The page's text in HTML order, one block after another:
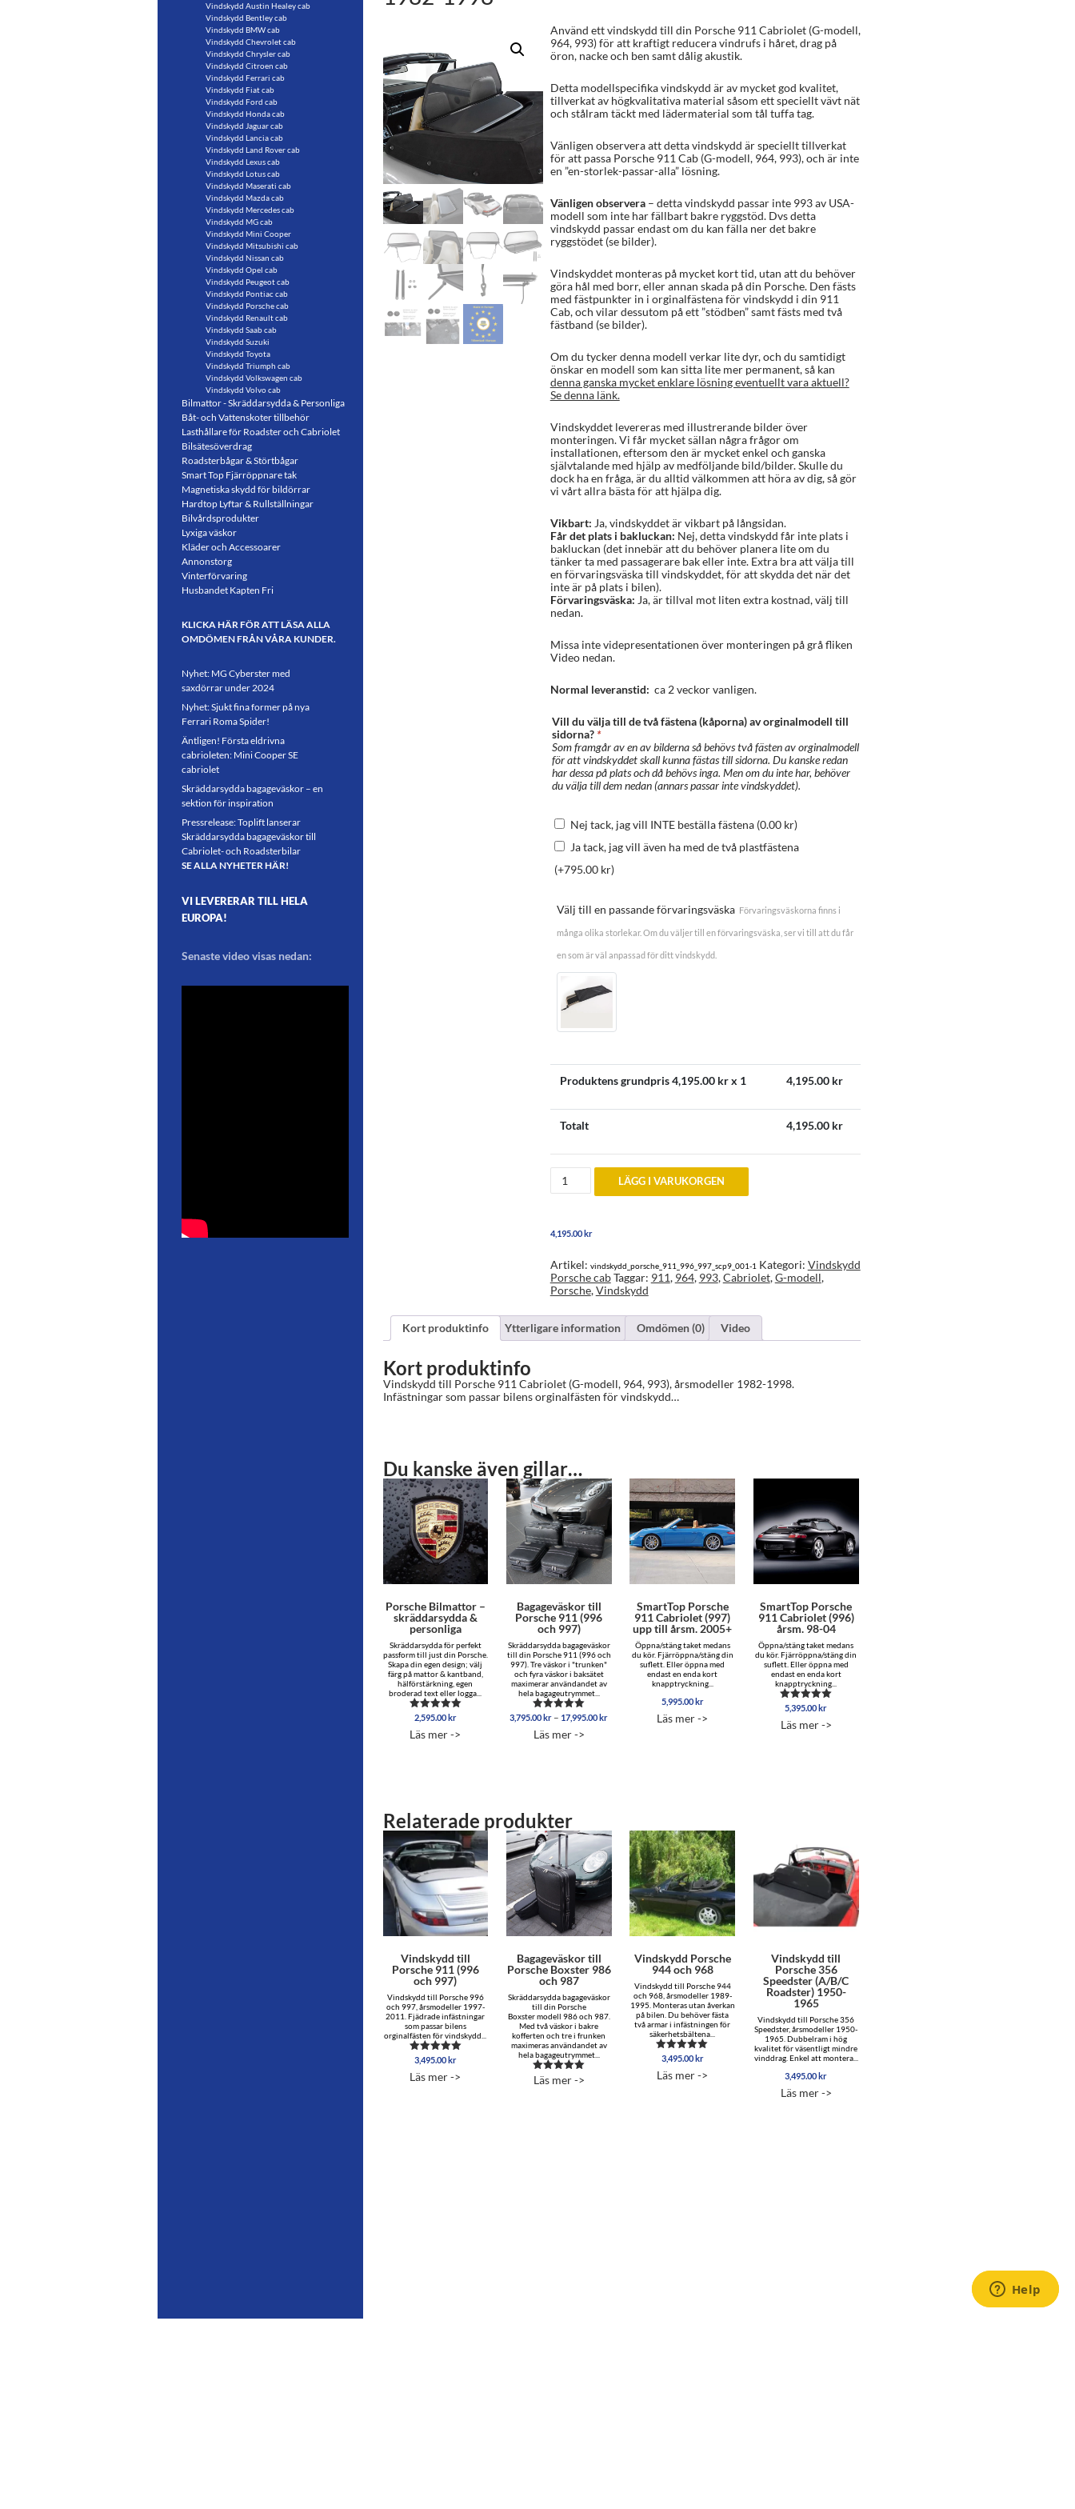
Använd ett vindskydd till din Porsche 911 Cabriolet (G-modell,
964, 993) för att kraftigt reducera vindrufs i håret, drag på
öron, nacke och ben samt dålig akustik.
Detta modellspecifika vindskydd är av mycket god kvalitet,
tillverkat av högkvalitativa material såsom ett speciellt vävt nät
och stålram täckt med lädermaterial som tål tuffa tag.
Vänligen observera att detta vindskydd är speciellt tillverkat
för att passa Porsche 911 Cab (G-modell, 964, 993), och är inte
en ”en-storlek-passar-alla” lösning.
Vänligen observera– detta vindskydd passar inte 993 av USA-
modell som inte har fällbart bakre ryggstöd. Dvs detta
vindskydd passar endast om du kan fälla ner det bakre
ryggstödet (se bilder).
Vindskyddet monteras på mycket kort tid, utan att du behöver
göra hål med borr, eller annan skada på din Porsche. Den fästs
med fästpunkter in i orginalfästena för vindskydd i din 911
Cab, och vilar dessutom på ett ”stödben” samt fästs med två
fästband (se bilder).
Om du tycker denna modell verkar lite dyr, och du samtidigt
önskar en modell som kan sitta lite mer permanent, så kan
denna ganska mycket enklare lösning eventuellt vara aktuell?
Se denna länk.
Vindskyddet levereras med illustrerande bilder över
monteringen. Vi får mycket sällan några frågor om
installationen, eftersom den är mycket enkel och ganska
självtalande med hjälp av medföljande bild/bilder. Skulle du
dock ha en fråga, är du alltid välkommen att höra av dig, så gör
vi vårt allra bästa för att hjälpa dig.
Vikbart: Ja, vindskyddet är vikbart på långsidan.
Får det plats i bakluckan: Nej, detta vindskydd får inte plats i
bakluckan (det innebär att du behöver planera lite om du
tänker ta med passagerare bak eller inte. Extra bra att välja till
en förvaringsväska till vindskyddet, för att skydda det när det
inte är på plats i bilen).
Förvaringsväska: Ja, är tillval mot liten extra kostnad, välj till
nedan.
Missa inte videpresentationen över monteringen på grå fliken
Video nedan.
Normal leveranstid: ca 2 veckor vanligen.
Vill du välja till de två fästena (kåporna) av orginalmodell till
sidorna? *
Som framgår av en av bilderna så behövs två fästen av orginalmodell
för att vindskyddet skall kunna fästas till sidorna. Du kanske redan
har dessa på plats och då behövs inga. Men om du inte har, behöver
du välja till dem nedan (annars passar inte vindskyddet).
Nej tack, jag vill INTE beställa fästena (0.00 kr)
Ja tack, jag vill även ha med de två plastfästena
(+795.00 kr)
Välj till en passande förvaringsväska Förvaringsväskorna finns i
många olika storlekar. Om du väljer till en förvaringsväska, ser vi till att du får
en som är väl anpassad för ditt vindskydd.
Produktens grundpris4,195.00kr x 1 4,195.00kr
Totalt 4,195.00kr
Vindskydd
orginaldesign
911
modell,
964
och
993)
år
1982-
1998
LÄGG I VARUKORGEN
4,195.00 kr
Artikel: vindskydd_porsche_911_996_997_scp9_001-1 Kategori: Vindskydd
Porsche cabTaggar: 911, 964, 993,Cabriolet,G-modell,
Porsche,Vindskydd
Kort produktinfo Ytterligare information Omdömen (0) Video
Kort produktinfo
Vindskydd till Porsche 911 Cabriolet (G-modell, 964, 993), årsmodeller 1982-1998.
Infästningar som passar bilens orginalfästen för vindskydd…
Du kanske även gillar…
Porsche Bilmattor –
skräddarsydda &
personliga
Skräddarsydda för perfekt
passform till just din Porsche.
Skapa din egen design; välj
färg på mattor & kantband,
hälförstärkning, egen
broderad text eller logga...
Betygsatt
av 5
2,595.00 kr
Läs mer ->
Bagageväskor till
Porsche 911 (996
och 997)
Skräddarsydda bagageväskor
till din Porsche 911 (996 och
997). Tre väskor i "trunken"
och fyra väskor i baksätet
maximerar användandet av
hela bagageutrymmet...
Betygsatt
av 5
3,795.00 kr – 17,995.00 krPrisintervall:
Läs mer ->
SmartTop Porsche
911 Cabriolet (997)
upp till årsm. 2005+
Öppna/stäng taket medans
du kör. Fjärröppna/stäng din
suflett. Eller öppna med
endast en enda kort
knapptryckning...
5,995.00 kr
Läs mer ->
SmartTop Porsche
911 Cabriolet (996)
årsm. 98-04
Öppna/stäng taket medans
du kör. Fjärröppna/stäng din
suflett. Eller öppna med
endast en enda kort
knapptryckning...
Betygsatt
av 5
5,395.00 kr
Läs mer ->
Relaterade produkter
Vindskydd till
Porsche 911 (996
och 997)
Vindskydd till Porsche 996
och 997, årsmodeller 1997-
2011. Fjädrade infästningar
som passar bilens
orginalfästen för vindskydd...
Betygsatt
av 5
3,495.00kr
Läs mer ->
Bagageväskor till
Porsche Boxster 986
och 987
Skräddarsydda bagageväskor
till din Porsche
Boxster modell 986 och 987.
Med två väskor i bakre
kofferten och tre i frunken
maximeras användandet av
hela bagageutrymmet...
Betygsatt
Läs mer ->
Vindskydd Porsche
944 och 968
Vindskydd till Porsche 944
och 968, årsmodeller 1989-
1995. Monteras utan åverkan
på bilen. Du behöver fästa
två armar i infästningen för
säkerhetsbältena...
Betygsatt
av 5
3,495.00kr
Läs mer ->
Vindskydd till
Porsche 356
Speedster (A/B/C
Roadster) 1950-
1965
Vindskydd till Porsche 356
Speedster, årsmodeller 1950-
1965. Dubbelram i hög
kvalitet för väsentligt mindre
vinddrag. Enkel att montera...
3,495.00kr
Läs mer ->
Vindskydd Austin Healey cab
Vindskydd Bentley cab
Vindskydd BMW cab
Vindskydd Chevrolet cab
Vindskydd Chrysler cab
Vindskydd Citroen cab
Vindskydd Ferrari cab
Vindskydd Fiat cab
Vindskydd Ford cab
Vindskydd Honda cab
Vindskydd Jaguar cab
Vindskydd Lancia cab
Vindskydd Land Rover cab
Vindskydd Lexus cab
Vindskydd Lotus cab
Vindskydd Maserati cab
Vindskydd Mazda cab
Vindskydd Mercedes cab
Vindskydd MG cab
Vindskydd Mini Cooper
Vindskydd Mitsubishi cab
Vindskydd Nissan cab
Vindskydd Opel cab
Vindskydd Peugeot cab
Vindskydd Pontiac cab
Vindskydd Porsche cab
Vindskydd Renault cab
Vindskydd Saab cab
Vindskydd Suzuki
Vindskydd Toyota
Vindskydd Triumph cab
Vindskydd Volkswagen cab
Vindskydd Volvo cab
Bilmattor - Skräddarsydda & Personliga
Båt- och Vattenskoter tillbehör
Lasthållare för Roadster och Cabriolet
Bilsätesöverdrag
Roadsterbågar & Störtbågar
Smart Top Fjärröppnare tak
Magnetiska skydd för bildörrar
Hardtop Lyftar & Rullställningar
Bilvårdsprodukter
Lyxiga väskor
Kläder och Accessoarer
Annonstorg
Vinterförvaring
Husbandet Kapten Fri
KLICKA HÄR FÖR ATT LÄSA ALLA
OMDÖMEN FRÅN VÅRA KUNDER.
Nyhet: MG Cyberster med
saxdörrar under 2024
Nyhet: Sjukt fina former på nya
Ferrari Roma Spider!
Äntligen! Första eldrivna
cabrioleten: Mini Cooper SE
cabriolet
Skräddarsydda bagageväskor – en
sektion för inspiration
Pressrelease: Toplift lanserar
Skräddarsydda bagageväskor till
Cabriolet- och Roadsterbilar
SE ALLA NYHETER HÄR!
VI LEVERERAR TILL HELA
EUROPA!
Senaste video visas nedan: